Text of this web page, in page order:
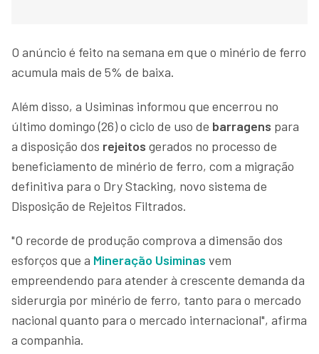
O anúncio é feito na semana em que o minério de ferro
acumula mais de 5% de baixa.
Além disso, a Usiminas informou que encerrou no
último domingo (26) o ciclo de uso de barragens para
a disposição dos rejeitos gerados no processo de
beneficiamento de minério de ferro, com a migração
definitiva para o Dry Stacking, novo sistema de
Disposição de Rejeitos Filtrados.
"O recorde de produção comprova a dimensão dos
esforços que a Mineração Usiminas vem
empreendendo para atender à crescente demanda da
siderurgia por minério de ferro, tanto para o mercado
nacional quanto para o mercado internacional", afirma
a companhia.